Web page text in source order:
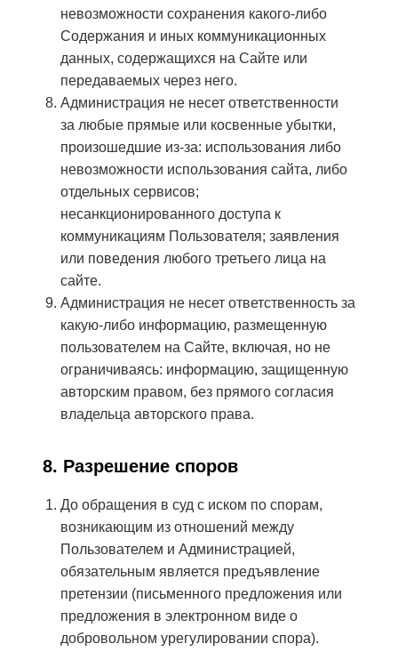
невозможности сохранения какого-либо
Содержания и иных коммуникационных
данных, содержащихся на Сайте или
передаваемых через него.
Администрация не несет ответственности
за любые прямые или косвенные убытки,
произошедшие из-за: использования либо
невозможности использования сайта, либо
отдельных сервисов;
несанкционированного доступа к
коммуникациям Пользователя; заявления
или поведения любого третьего лица на
сайте.
Администрация не несет ответственность за
какую-либо информацию, размещенную
пользователем на Сайте, включая, но не
ограничиваясь: информацию, защищенную
авторским правом, без прямого согласия
владельца авторского права.
8. Разрешение споров
До обращения в суд с иском по спорам,
возникающим из отношений между
Пользователем и Администрацией,
обязательным является предъявление
претензии (письменного предложения или
предложения в электронном виде о
добровольном урегулировании спора).